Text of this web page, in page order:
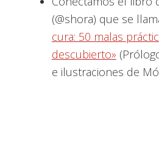
(@shora) que se
cura: 50 malas
descubierto»
e ilustraciones de